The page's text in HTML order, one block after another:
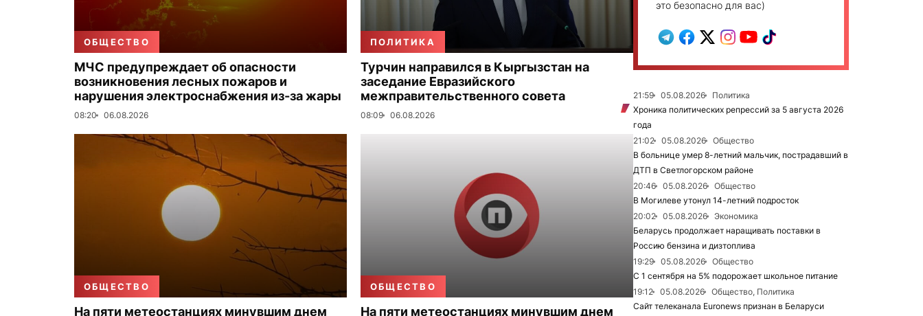
ОБЩЕСТВО
МЧС предупреждает об опасности
возникновения лесных пожаров и
нарушения электроснабжения из-за жары
08:20 06.08.2026
ПОЛИТИКА
Турчин направился в Кыргызстан на
заседание Евразийского
межправительственного совета
08:09 06.08.2026
ОБЩЕСТВО
На пяти метеостанциях минувшим днем
ОБЩЕСТВО
На пяти метеостанциях минувшим днем
это безопасно для вас)
21:59 05.08.2026
Политика
Хроника политических репрессий за 5 августа 2026
года
21:02
05.08.2026
Общество
В больнице умер 8-летний мальчик, пострадавший в
ДТП в Светлогорском районе
20:46
05.08.2026
Общество
В Могилеве утонул 14-летний подросток
20:02
05.08.2026
Экономика
Беларусь продолжает наращивать поставки в
Россию бензина и дизтоплива
19:29
05.08.2026
Общество
С 1 сентября на 5% подорожает школьное питание
19:12
05.08.2026
Общество, Политика
Сайт телеканала Euronews признан в Беларуси